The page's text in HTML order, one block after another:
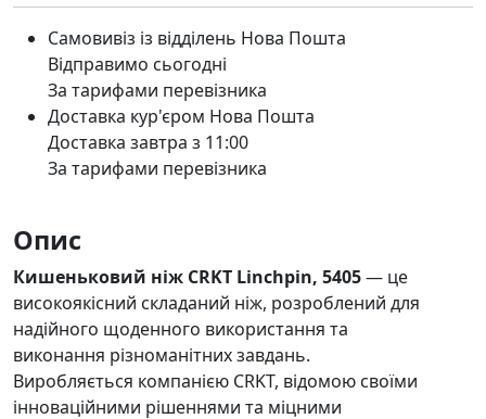
Самовивіз із відділень Нова Пошта
Відправимо сьогодні
За тарифами перевізника
Доставка кур'єром Нова Пошта
Доставка завтра з 11:00
За тарифами перевізника
Опис
Кишеньковий ніж CRKT Linchpin, 5405— це
високоякісний складаний ніж, розроблений для
надійного щоденного використання та
виконання різноманітних завдань.
Виробляється компанією CRKT, відомою своїми
інноваційними рішеннями та міцними